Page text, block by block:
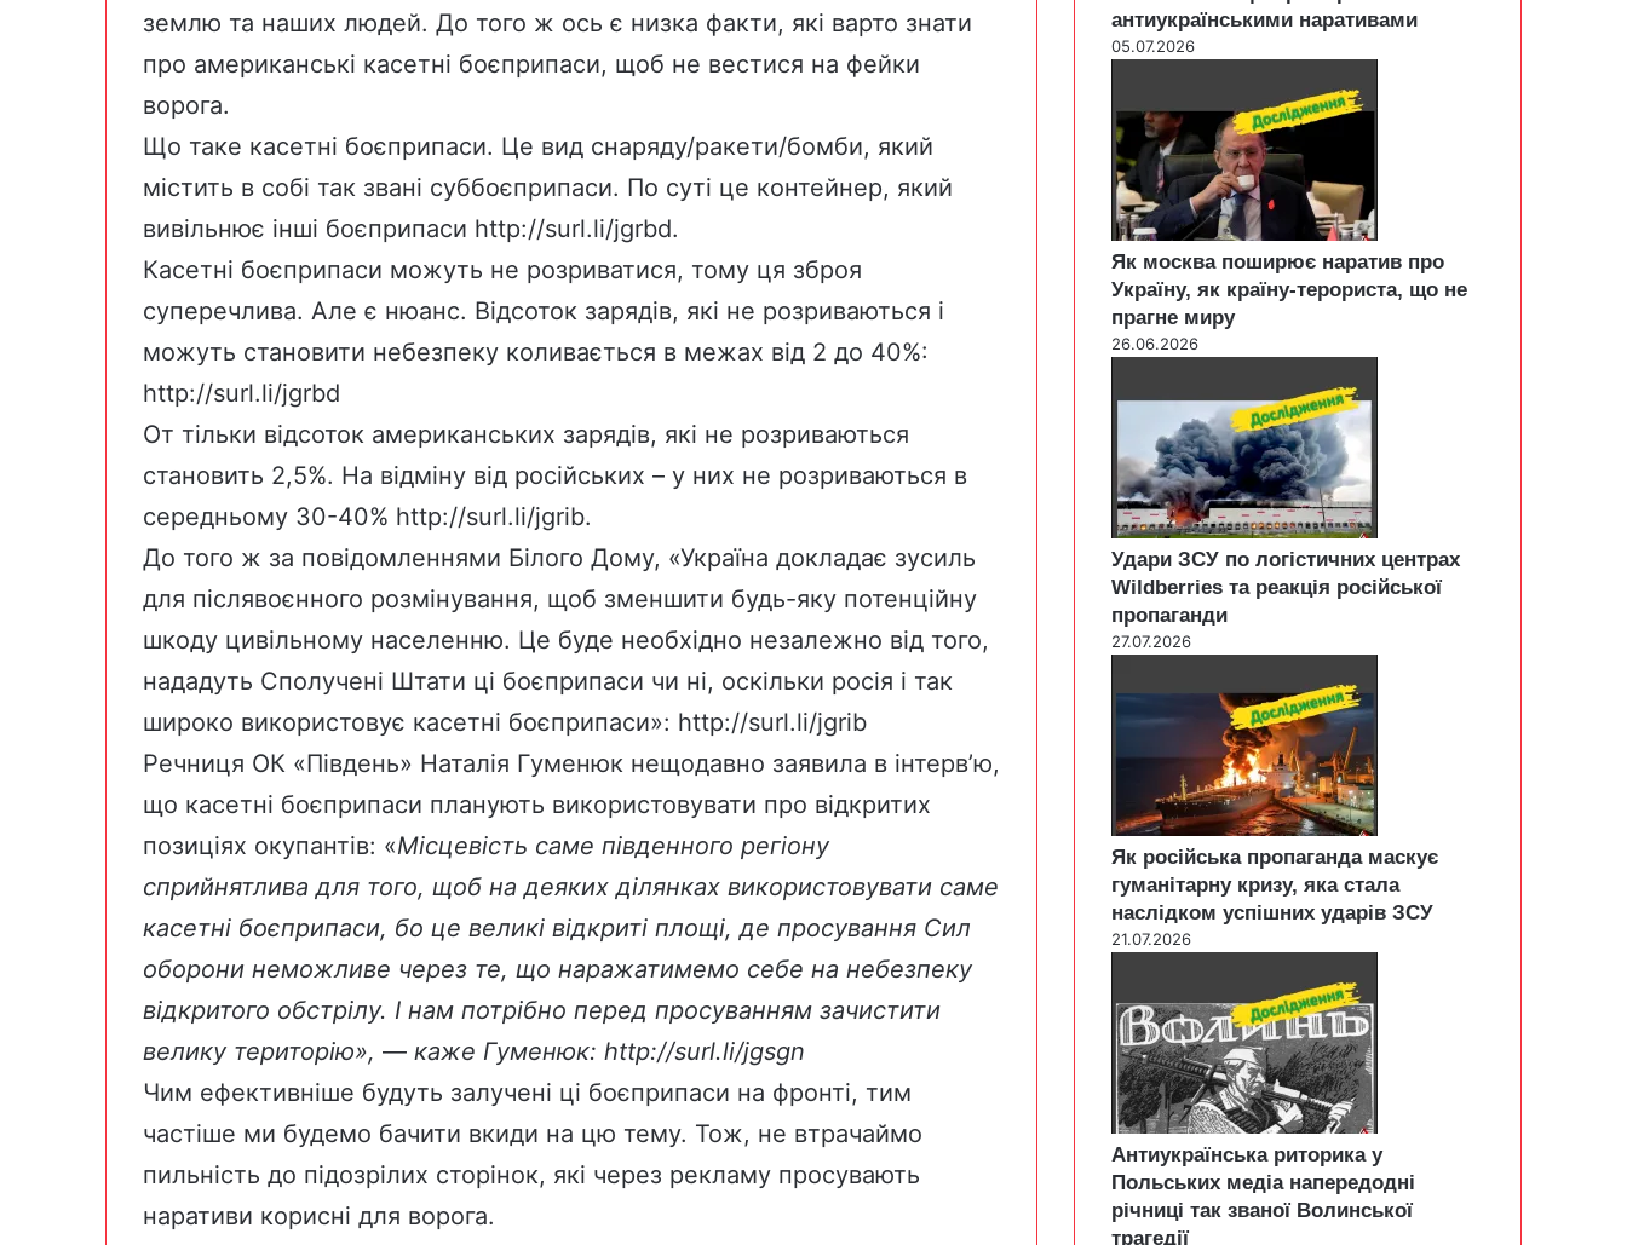
землю та наших людей. До того ж ось є низка факти, які варто знати
про американські касетні боєприпаси, щоб не вестися на фейки
ворога.
Що таке касетні боєприпаси. Це вид снаряду/ракети/бомби, який
містить в собі так звані суббоєприпаси. По суті це контейнер, який
вивільнює інші боєприпаси http://surl.li/jgrbd.
Касетні боєприпаси можуть не розриватися, тому ця зброя
суперечлива. Але є нюанс. Відсоток зарядів, які не розриваються і
можуть становити небезпеку коливається в межах від 2 до 40%:
http://surl.li/jgrbd
От тільки відсоток американських зарядів, які не розриваються
становить 2,5%. На відміну від російських – у них не розриваються в
середньому 30-40% http://surl.li/jgrib.
До того ж за повідомленнями Білого Дому, «Україна докладає зусиль
для післявоєнного розмінування, щоб зменшити будь-яку потенційну
шкоду цивільному населенню. Це буде необхідно незалежно від того,
нададуть Сполучені Штати ці боєприпаси чи ні, оскільки росія і так
широко використовує касетні боєприпаси»: http://surl.li/jgrib
Речниця ОК «Південь» Наталія Гуменюк нещодавно заявила в інтерв’ю,
що касетні боєприпаси планують використовувати про відкритих
позиціях окупантів: «Місцевість саме південного регіону
сприйнятлива для того, щоб на деяких ділянках використовувати саме
касетні боєприпаси, бо це великі відкриті площі, де просування Сил
оборони неможливе через те, що наражатимемо себе на небезпеку
відкритого обстрілу. І нам потрібно перед просуванням зачистити
велику територію», — каже Гуменюк: http://surl.li/jgsgn
Чим ефективніше будуть залучені ці боєприпаси на фронті, тим
частіше ми будемо бачити вкиди на цю тему. Тож, не втрачаймо
пильність до підозрілих сторінок, які через рекламу просувають
наративи корисні для ворога.
антиукраїнськими наративами
05.07.2026
Як москва поширює наратив про
Україну, як країну-терориста, що не
прагне миру
26.06.2026
Удари ЗСУ по логістичних центрах
Wildberries та реакція російської
пропаганди
27.07.2026
Як російська пропаганда маскує
гуманітарну кризу, яка стала
наслідком успішних ударів ЗСУ
21.07.2026
Антиукраїнська риторика у
Польських медіа напередодні
річниці так званої Волинської
трагедії